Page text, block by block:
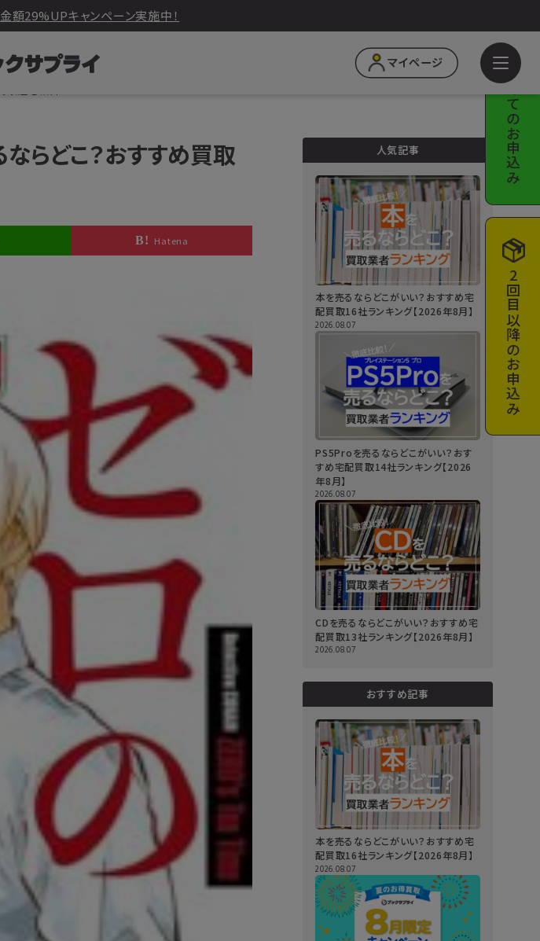
額29%UPキャンペーン実施中！
マイページ はじめての
お申込み
2回目以降の
お申込み
らどこ？おすすめ買取
Hatena
人気記事
本を売るならどこがいい？おすすめ宅
配買取16社ランキング【2026年8月】
2026.08.07
PS5Proを売るならどこがいい？おす
すめ宅配買取14社ランキング【2026
年8月】
2026.08.07
CDを売るならどこがいい？おすすめ宅
配買取13社ランキング【2026年8月】
2026.08.07
おすすめ記事
本を売るならどこがいい？おすすめ宅
配買取16社ランキング【2026年8月】
2026.08.07